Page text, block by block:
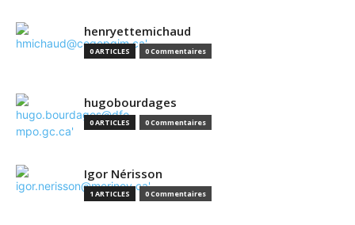
henryettemichaud
0 ARTICLES 0 Commentaires
hugobourdages
0 ARTICLES 0 Commentaires
Igor Nérisson
1 ARTICLES 0 Commentaires